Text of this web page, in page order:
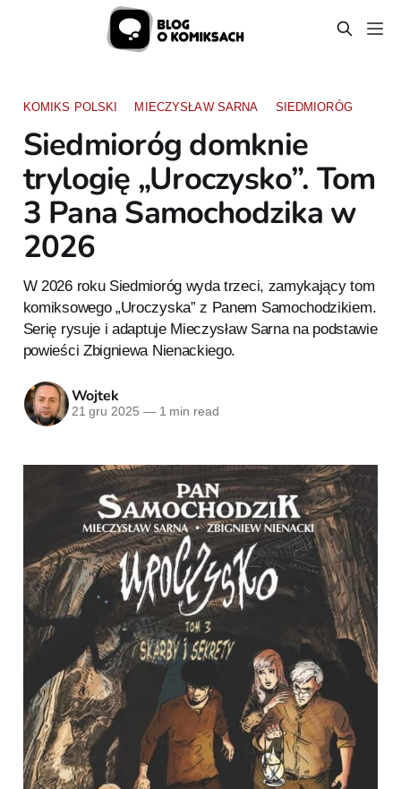
KOMIKS POLSKI MIECZYSŁAW SARNA SIEDMIORÓG
Siedmioróg domknie
trylogię „Uroczysko”. Tom
3 Pana Samochodzika w
2026
W 2026 roku Siedmioróg wyda trzeci, zamykający tom
komiksowego „Uroczyska” z Panem Samochodzikiem.
Serię rysuje i adaptuje Mieczysław Sarna na podstawie
powieści Zbigniewa Nienackiego.
Wojtek
21 gru 2025 —1 min read